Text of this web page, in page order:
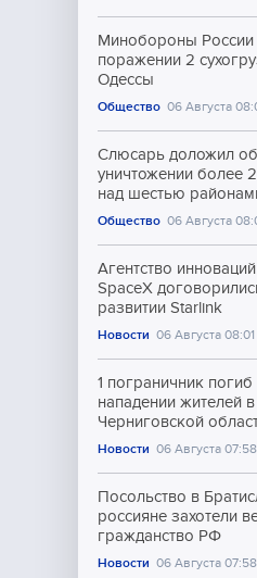
Минобороны России
поражении 2
Одессы
Общество 06 Августа
Слюсарь доложил об
уничтожении более
над шестью
Общество 06 Августа
Агентство
SpaceX
развитии Starlink
Новости 06 Августа 08:01
1 пограничник погиб
нападении жителей в
Черниговской
Новости 06 Августа 07:58
Посольство в
россияне захотели
гражданство РФ
Новости 06 Августа 07:58